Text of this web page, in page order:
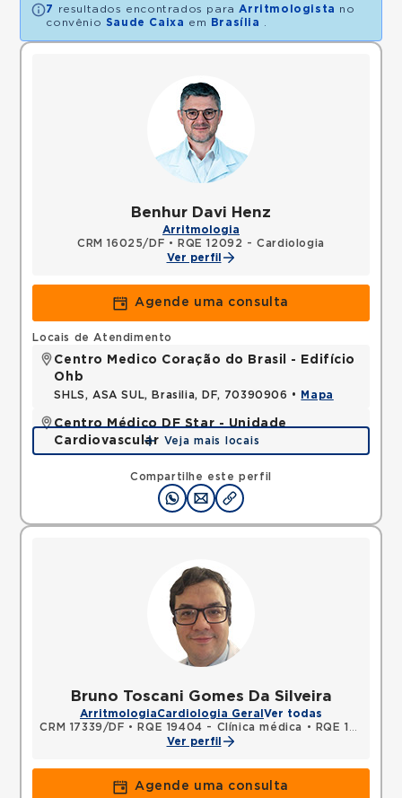
7 resultados encontrados para Arritmologista no
convênio Saude Caixa em Brasília
Benhur Davi Henz
Arritmologia
CRM 16025/DF •
RQE 12092 - Cardiologia
Ver perfil
Agende uma consulta
Compartilhe este perfil
Locais de Atendimento
Centro Medico Coração do Brasil - Edifício
Ohb
SHLS, ASA SUL, Brasilia, DF, 70390906 • Mapa
Centro Médico DF Star - Unidade
Cardiovascular
SGAS, ASA SUL, Brasilia, DF, 70390150 •Mapa
Veja mais locais
Bruno Toscani Gomes Da Silveira
ArritmologiaCardiologia Geral Ver todas
CRM 17339/DF • RQE 19404 - Clínica médica •
RQE 19405 - Cardiologia
Ver perfil
Agende uma consulta